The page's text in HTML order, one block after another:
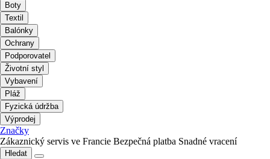
Boty
Textil
Balónky
Ochrany
Podporovatel
Životní styl
Vybavení
Pláž
Fyzická údržba
Výprodej
Značky
Zákaznický servis ve Francie Bezpečná platba Snadné vracení
Hledat